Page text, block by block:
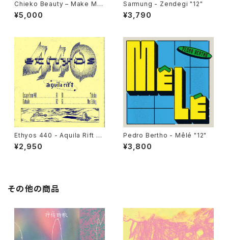
Chieko Beauty ‎– Make Me
Know It "used 7"
¥5,000
Sarmung - Zendegi "12"
¥3,790
Ethyos 440 - Aquila Rift "1
2"
¥2,950
Pedro Bertho - Mêlé "12"
¥3,800
その他の商品